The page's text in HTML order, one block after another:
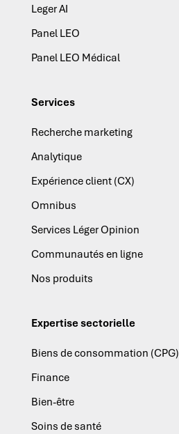
Leger AI
Panel LEO
Panel LEO Médical
Services
Recherche marketing
Analytique
Expérience client (CX)
Omnibus
Services Léger Opinion
Communautés en ligne
Nos produits
Expertise sectorielle
Biens de consommation (CPG)
Finance
Bien-être
Soins de santé